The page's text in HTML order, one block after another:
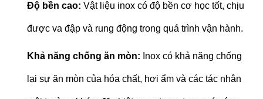
Độ bền cao: Vật liệu inox có độ bền cơ học tốt, chịu
được va đập và rung động trong quá trình vận hành.
Khả năng chống ăn mòn: Inox có khả năng chống
lại sự ăn mòn của hóa chất, hơi ẩm và các tác nhân